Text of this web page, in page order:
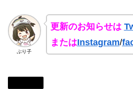
ぶり子
更新のお知らせは
またはInstagram/